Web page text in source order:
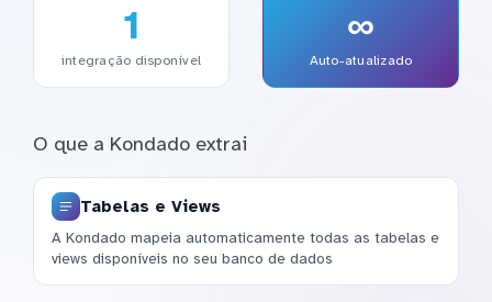
1
integração disponível
∞
Auto-atualizado
O que a Kondado extrai
Tabelas e Views
A Kondado mapeia automaticamente todas as tabelas e
views disponíveis no seu banco de dados